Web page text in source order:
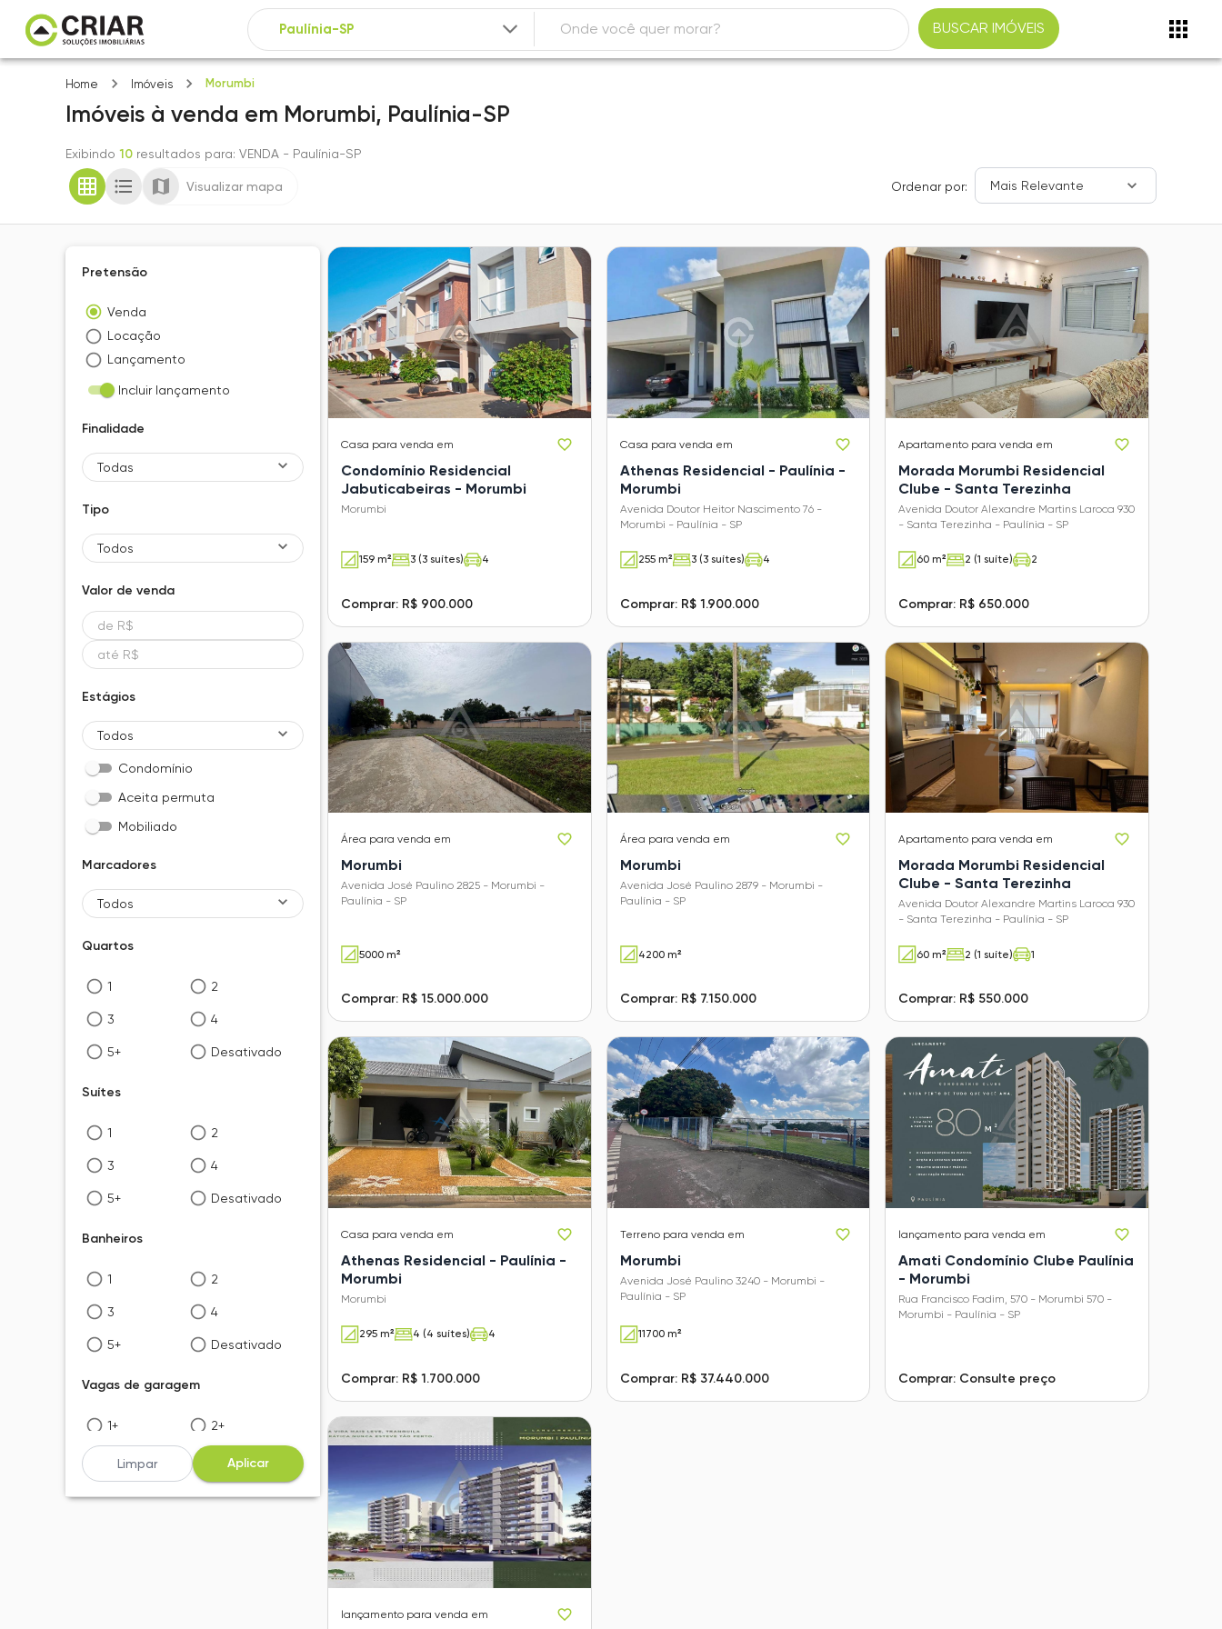
BUSCAR IMÓVEIS
Home Imóveis Morumbi
Imóveis à venda em Morumbi, Paulínia-SP
Exibindo 10 resultados para: VENDA - Paulínia-SP
Visualizar mapa Ordenar por: Mais Relevante
Pretensão
Venda
Locação
Lançamento
Incluir lançamento
Finalidade
Todas
Tipo
Todos
Valor de venda
Estágios
Todos
Condomínio
Aceita permuta
Mobiliado
Marcadores
Todos
Quartos
1 2
3 4
5+ Desativado
Suítes
1 2
3 4
5+ Desativado
Banheiros
1 2
3 4
5+ Desativado
Vagas de garagem
1+ 2+
3+Limpar Aplicar
Casa para venda em
Condomínio Residencial
Jabuticabeiras - Morumbi
Morumbi
159 m² 3 (3 suítes) 4
Comprar: R$ 900.000
Casa para venda em
Athenas Residencial - Paulínia -
Morumbi
Avenida Doutor Heitor Nascimento 76 -
Morumbi - Paulínia - SP
255 m² 3 (3 suítes) 4
Comprar: R$ 1.900.000
Apartamento para venda em
Morada Morumbi Residencial
Clube - Santa Terezinha
Avenida Doutor Alexandre Martins Laroca 930
- Santa Terezinha - Paulínia - SP
60 m² 2 (1 suíte) 2
Comprar: R$ 650.000
Área para venda em
Morumbi
Avenida José Paulino 2825 - Morumbi -
Paulínia - SP
5000 m²
Comprar: R$ 15.000.000
Área para venda em
Morumbi
Avenida José Paulino 2879 - Morumbi -
Paulínia - SP
4200 m²
Comprar: R$ 7.150.000
Apartamento para venda em
Morada Morumbi Residencial
Clube - Santa Terezinha
Avenida Doutor Alexandre Martins Laroca 930
- Santa Terezinha - Paulínia - SP
60 m² 2 (1 suíte) 1
Comprar: R$ 550.000
Casa para venda em
Athenas Residencial - Paulínia -
Morumbi
Morumbi
295 m² 4 (4 suítes) 4
Comprar: R$ 1.700.000
Terreno para venda em
Morumbi
Avenida José Paulino 3240 - Morumbi -
Paulínia - SP
11700 m²
Comprar: R$ 37.440.000
lançamento para venda em
Amati Condomínio Clube Paulínia
- Morumbi
Rua Francisco Fadim, 570 - Morumbi 570 -
Morumbi - Paulínia - SP
Comprar: Consulte preço
lançamento para venda em